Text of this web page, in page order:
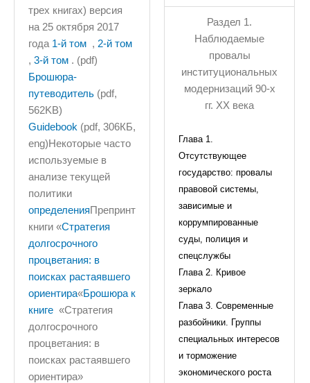
трех книгах) версия
на 25 октября 2017
года 1-й том , 2-й том
, 3-й том . (pdf)
Брошюра-
путеводитель (pdf,
562KB)
Guidebook (pdf, 306КБ,
eng)Некоторые часто
используемые в
анализе текущей
политики
определенияПрепринт
книги «Стратегия
долгосрочного
процветания: в
поисках растаявшего
ориентира«Брошюра к
книге «Стратегия
долгосрочного
процветания: в
поисках растаявшего
ориентира»
Раздел 1.
Наблюдаемые
провалы
институциональных
модернизаций 90-х
гг. XX века
Глава 1.
Отсутствующее
государство: провалы
правовой системы,
зависимые и
коррумпированные
суды, полиция и
спецслужбы
Глава 2. Кривое
зеркало
Глава 3. Современные
разбойники. Группы
специальных интересов
и торможение
экономического роста